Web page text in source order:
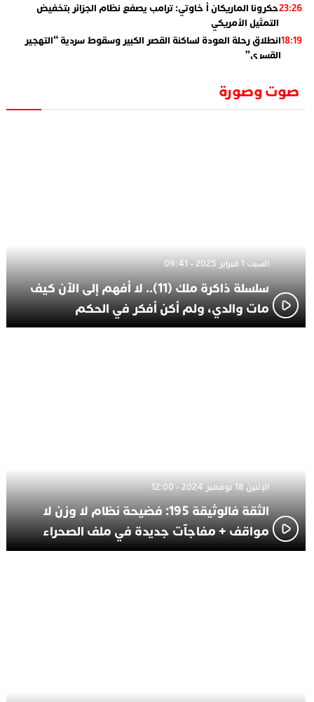
23:26حكرونا الماريكان أ خاوتي: ترامب يصفع نظام الجزائر بتخفيض
التمثيل الأمريكي
18:19انطلاق رحلة العودة لساكنة القصر الكبير وسقوط سردية “التهجير
القسري”
01:55
​”لارام”.. 3 خطوط أخرى نحو إسبانيا وهذه هي الوجهاتصوت وصورة
السبت 1 فبراير 2025 - 09:41
سلسلة ذاكرة ملك (11).. لا أفهم إلى الآن كيف
مات والدي، ولم أكن أفكر في الحكم
الإثنين 18 نوفمبر 2024 - 12:00
الثقة فالوثيقة 195: فضيحة نظام لا وزن لا
مواقف + مفاجآت جديدة في ملف الصحراء